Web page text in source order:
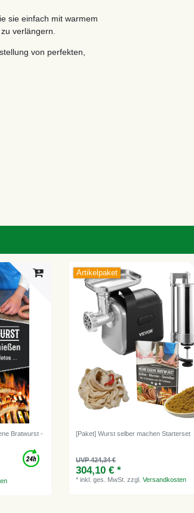
sie einfach mit warmem
verlängern.
von perfekten,
Bratwurst -
Artikelpaket
[Paket] Wurst selber machen Starterset
UVP 424,34 €
304,10 € *
*inkl. ges. MwSt. zzgl.Versandkosten